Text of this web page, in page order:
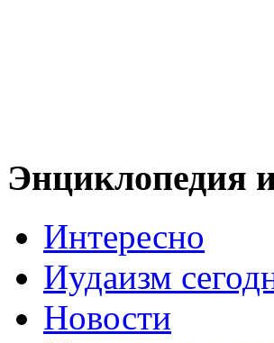
Энциклопедия
Интересно
Иудаизм
Новости